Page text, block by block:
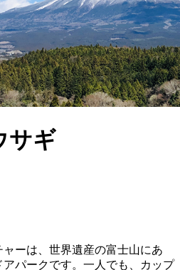
サギ
ーは、世界遺産の富士山にあ
パークです。一人でも、カップ